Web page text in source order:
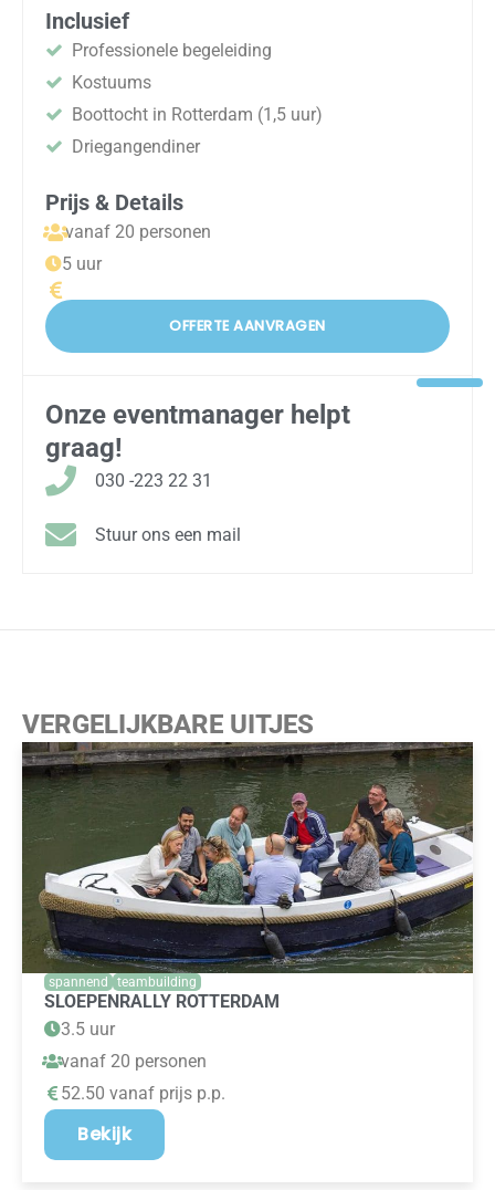
Inclusief
Professionele begeleiding
Kostuums
Boottocht in Rotterdam (1,5 uur)
Driegangendiner
Prijs & Details
vanaf 20 personen
5 uur
OFFERTE AANVRAGEN
Onze eventmanager helpt
graag!
030 -223 22 31
Stuur ons een mail
VERGELIJKBARE UITJES
spannend teambuilding
SLOEPENRALLY ROTTERDAM
3.5 uur
vanaf 20 personen
52.50 vanaf prijs p.p.
Bekijk